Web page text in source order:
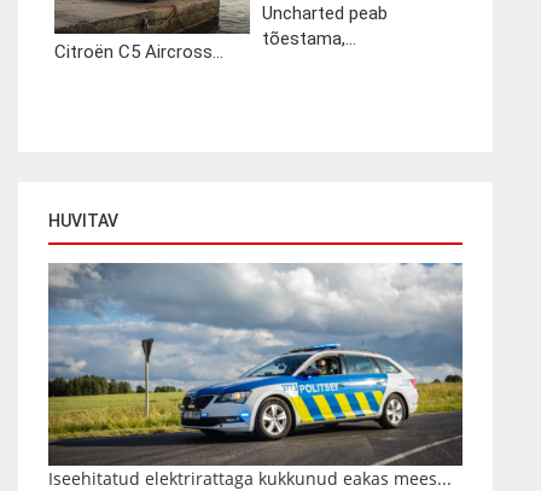
Citroën C5 Aircross...
Uncharted peab
tõestama,...
HUVITAV
Iseehitatud elektrirattaga kukkunud eakas mees...